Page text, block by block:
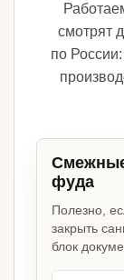
смотрят
по
фуда
Полезно,
закрыть
блок